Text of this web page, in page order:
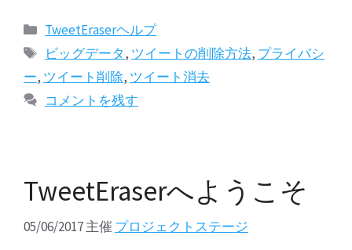
カ
テ
リ
ー
TweetEraserヘルプ
タ
グ
ビッグデータ, ツイートの削除方法, プライバシ
ー, ツイート削除, ツイート消去
コメントを残す
TweetEraserへようこそ
05/06/2017主催 プロジェクトステージ